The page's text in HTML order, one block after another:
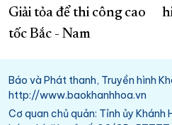
Giải tỏa để thi công cao
tốc Bắc - Nam
Báo và Phát thanh, Truyền hình
http://www.baokhanhhoa.vn
Cơ quan chủ quản: Tỉnh ủy Khánh